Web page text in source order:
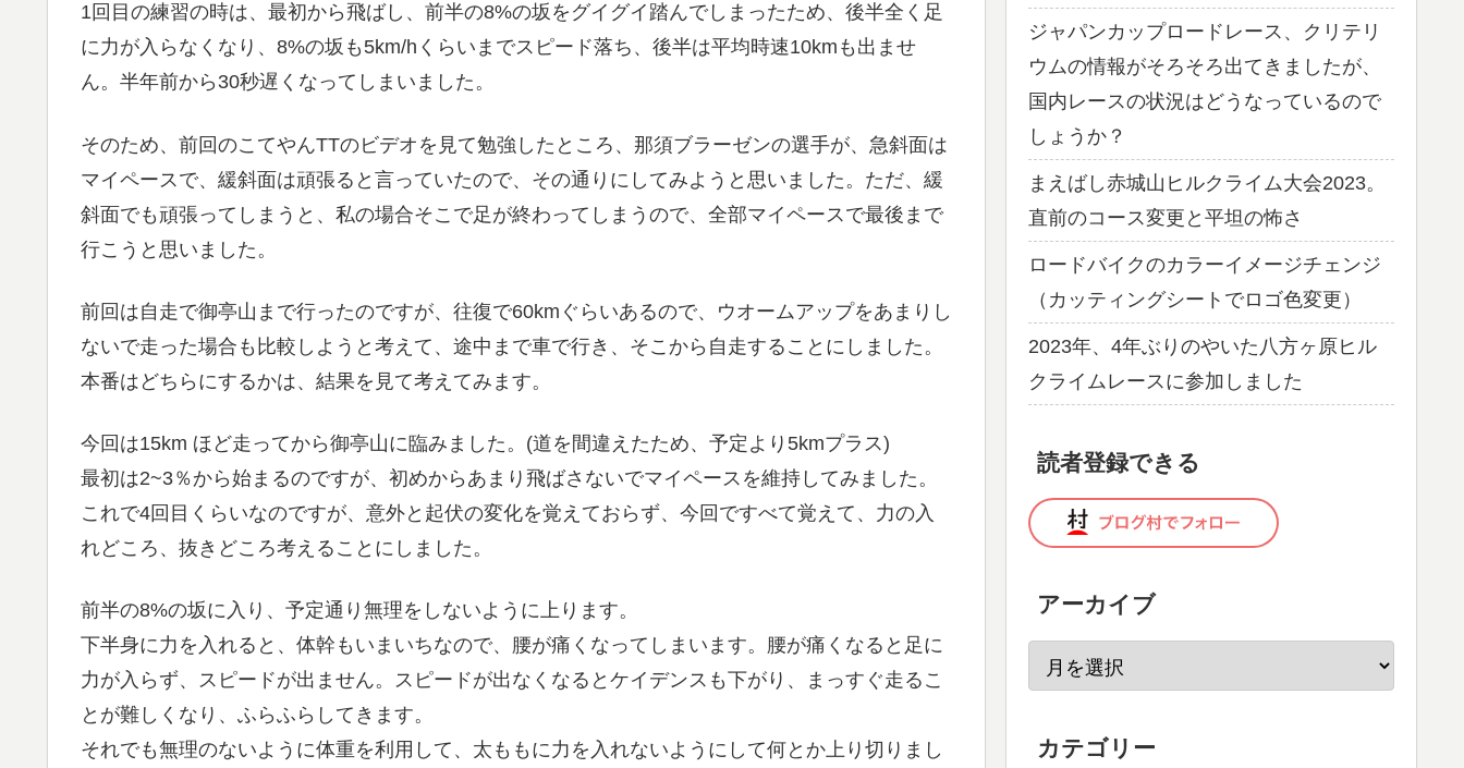
1回目の練習の時は、最初から飛ばし、前半の8%の坂をグイグイ踏んでしまったため、後半全く足
に力が入らなくなり、8%の坂も5km/hくらいまでスピード落ち、後半は平均時速10kmも出ませ
ん。半年前から30秒遅くなってしまいました。
そのため、前回のこてやんTTのビデオを見て勉強したところ、那須ブラーゼンの選手が、急斜面は
マイペースで、緩斜面は頑張ると言っていたので、その通りにしてみようと思いました。ただ、緩
斜面でも頑張ってしまうと、私の場合そこで足が終わってしまうので、全部マイペースで最後まで
行こうと思いました。
前回は自走で御亭山まで行ったのですが、往復で60kmぐらいあるので、ウオームアップをあまりし
ないで走った場合も比較しようと考えて、途中まで車で行き、そこから自走することにしました。
本番はどちらにするかは、結果を見て考えてみます。
今回は15km ほど走ってから御亭山に臨みました。(道を間違えたため、予定より5kmプラス)
最初は2~3％から始まるのですが、初めからあまり飛ばさないでマイペースを維持してみました。
これで4回目くらいなのですが、意外と起伏の変化を覚えておらず、今回ですべて覚えて、力の入
れどころ、抜きどころ考えることにしました。
前半の8%の坂に入り、予定通り無理をしないように上ります。
下半身に力を入れると、体幹もいまいちなので、腰が痛くなってしまいます。腰が痛くなると足に
力が入らず、スピードが出ません。スピードが出なくなるとケイデンスも下がり、まっすぐ走るこ
とが難しくなり、ふらふらしてきます。
それでも無理のないように体重を利用して、太ももに力を入れないようにして何とか上り切りまし
ジャパンカップロードレース、クリテリ
ウムの情報がそろそろ出てきましたが、
国内レースの状況はどうなっているので
しょうか？
まえばし赤城山ヒルクライム大会2023。
直前のコース変更と平坦の怖さ
ロードバイクのカラーイメージチェンジ
（カッティングシートでロゴ色変更）
2023年、4年ぶりのやいた八方ヶ原ヒル
クライムレースに参加しました
読者登録できる
アーカイブ
カテゴリー